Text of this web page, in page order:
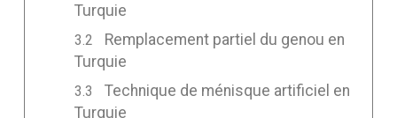
Turquie
Remplacement partiel du genou en
Turquie
Technique de ménisque artificiel en
Turquie